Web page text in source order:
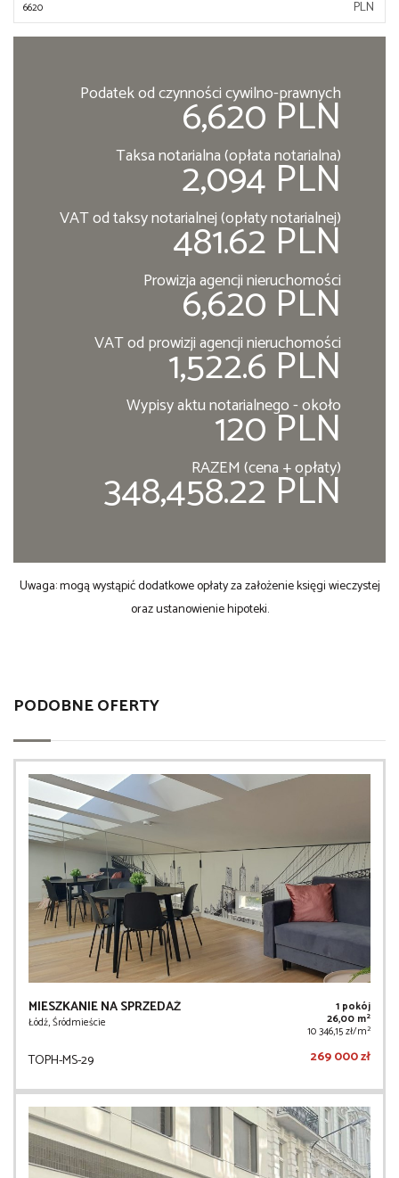
PLN
Podatek od czynności cywilno-prawnych
6,620 PLN
Taksa notarialna (opłata notarialna)
2,094 PLN
VAT od taksy notarialnej (opłaty notarialnej)
481.62 PLN
Prowizja agencji nieruchomości
6,620 PLN
VAT od prowizji agencji nieruchomości
1,522.6 PLN
Wypisy aktu notarialnego - około
120 PLN
RAZEM (cena + opłaty)
348,458.22 PLN
Uwaga: mogą wystąpić dodatkowe opłaty za założenie księgi wieczystej
oraz ustanowienie hipoteki.
PODOBNE OFERTY
MIESZKANIE NA SPRZEDAŻ
Łódź, Śródmieście
1 pokój
26,00 m2
10 346,15 zł/m2
TOPH-MS-29 269 000 zł